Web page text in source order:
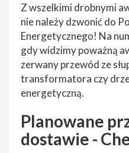
Z wszelkimi drobnymi
nie należy dzwonić do
Energetycznego! Na
gdy widzimy poważną
zerwany przewód ze
transformatora czy
energetyczną.
Planowane
dostawie -